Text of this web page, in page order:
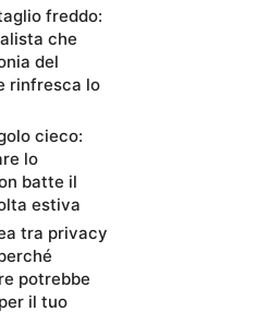
freddo:
che
del
rinfresca lo
cieco:
lo
batte il
estiva
tra privacy
potrebbe
il tuo